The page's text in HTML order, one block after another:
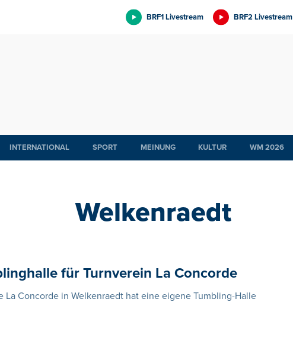
BRF1 Livestream BRF2 Livestream
INTERNATIONAL SPORT MEINUNG KULTUR WM 2026
Welkenraedt
für Turnverein La Concorde
La Concorde in Welkenraedt hat eine eigene Tumbling-Halle